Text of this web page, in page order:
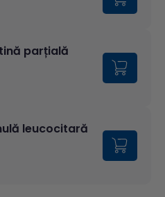
parțială
leucocitară